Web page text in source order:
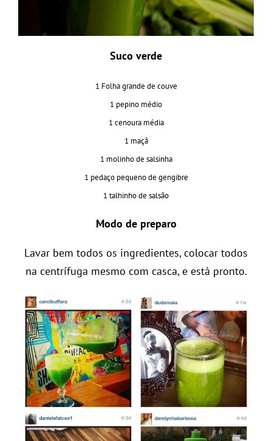
Suco verde
1 Folha grande de couve
1 pepino médio
1 cenoura média
1 maçã
1 molinho de salsinha
1 pedaço pequeno de gengibre
1 talhinho de salsão
Modo de preparo
Lavar bem todos os ingredientes, colocar todos
na centrífuga mesmo com casca, e está pronto.